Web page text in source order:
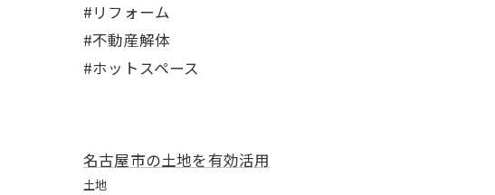
#リフォーム
#不動産解体
#ホットスペース
名古屋市の土地を有効活用
土地